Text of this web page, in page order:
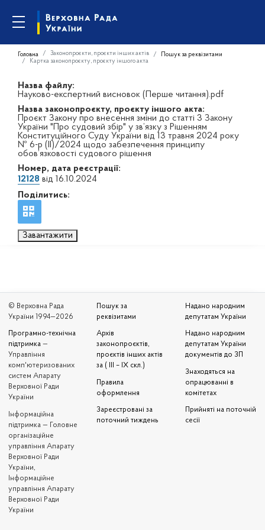
Головна Законопроєкти, проєкти інших актів
Пошук за реквізитами
Картка законопроєкту, проєкту іншого акта
Назва файлу:
Науково-експертний висновок (Перше читання).pdf
Назва законопроєкту, проєкту іншого акта:
Проєкт Закону про внесення зміни до статті 3 Закону
України "Про судовий збір" у зв’язку з Рішенням
Конституційного Суду України від 13 травня 2024 року
№ 6-р (ІІ)/2024 щодо забезпечення принципу
обов’язковості судового рішення
Номер, дата реєстрації:
12128 від 16.10.2024
Поділитись:
Завантажити
© Верховна Рада
України 1994—2026
Програмно-технічна
підтримка —
Управління
комп'ютеризованих
систем Апарату
Верховної Ради
України
Iнформаційна
підтримка — Головне
організаційне
управління Апарату
Верховної Ради
України,
Інформаційне
управління Апарату
Верховної Ради
України
Пошук за
реквізитами
Архів
законопроєктів,
проєктів інших актів
за ( III – IX скл.)
Правила
оформлення
Зареєстровані за
поточний тиждень
Надано народним
депутатам України
Надано народним
депутатам України
документів до ЗП
Знаходяться на
опрацюванні в
комітетах
Прийняті на поточній
сесії